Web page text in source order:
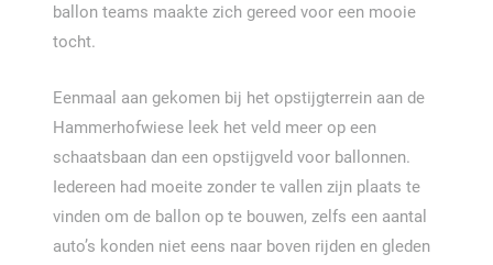
ballon teams maakte zich gereed voor een mooie
tocht.
Eenmaal aan gekomen bij het opstijgterrein aan de
Hammerhofwiese leek het veld meer op een
schaatsbaan dan een opstijgveld voor ballonnen.
Iedereen had moeite zonder te vallen zijn plaats te
vinden om de ballon op te bouwen, zelfs een aantal
auto’s konden niet eens naar boven rijden en gleden